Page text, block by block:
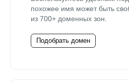
похожее имя может быть
из 700+ доменных зон.
Подобрать домен